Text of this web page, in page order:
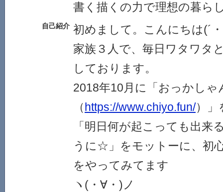
書く描くの力で理想の暮ら
自己紹介 初めまして。こんにちは(´
家族３人で、毎日ワタワタ
しております。
2018年10月に「おっかしゃ
（ https://www.chiyo.fun/）」
「明日何が起こっても出来
うに☆」をモットーに、初
をやってみてます
ヽ(・∀・)ノ